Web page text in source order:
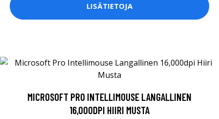
LISÄTIETOJA
MICROSOFT PRO INTELLIMOUSE LANGALLINEN
16,000DPI HIIRI MUSTA